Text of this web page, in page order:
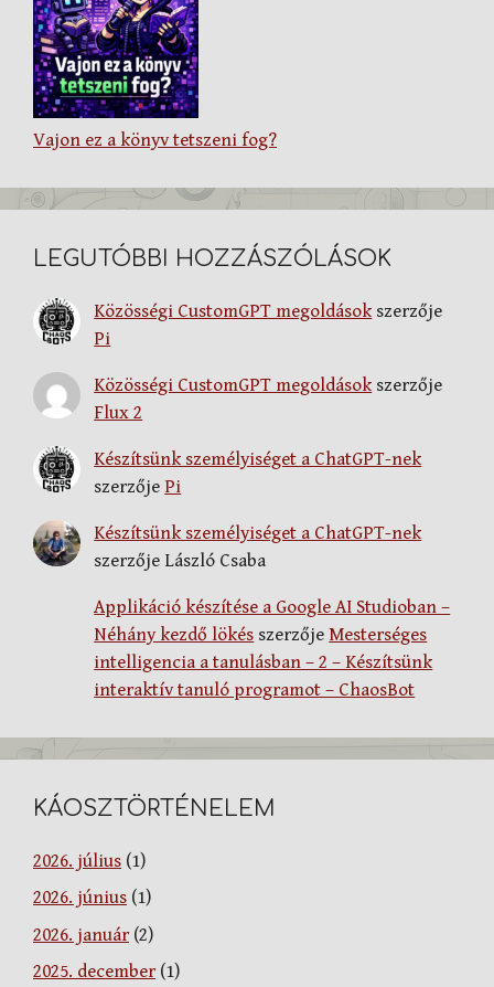
Vajon ez a könyv tetszeni fog?
LEGUTÓBBI HOZZÁSZÓLÁSOK
Közösségi CustomGPT megoldásokszerzője
Pi
Közösségi CustomGPT megoldásokszerzője
Flux 2
Készítsünk személyiséget a ChatGPT-nek
szerzője Pi
Készítsünk személyiséget a ChatGPT-nek
szerzője László Csaba
Applikáció készítése a Google AI Studioban –
Néhány kezdő lökés szerzőjeMesterséges
intelligencia a tanulásban – 2 – Készítsünk
interaktív tanuló programot – ChaosBot
KÁOSZTÖRTÉNELEM
2026. július (1)
2026. június (1)
2026. január(2)
2025. december(1)